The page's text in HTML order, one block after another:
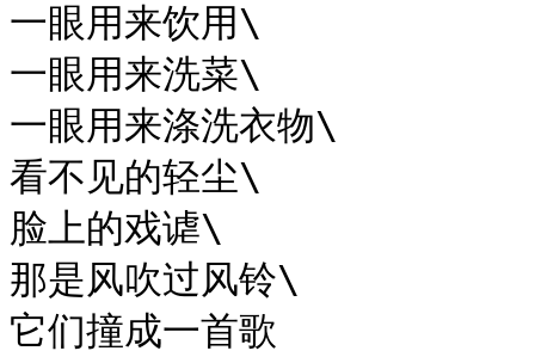
一眼用来饮用\
一眼用来洗菜\
一眼用来涤洗衣物\
看不见的轻尘\
脸上的戏谑\
那是风吹过风铃\
它们撞成一首歌